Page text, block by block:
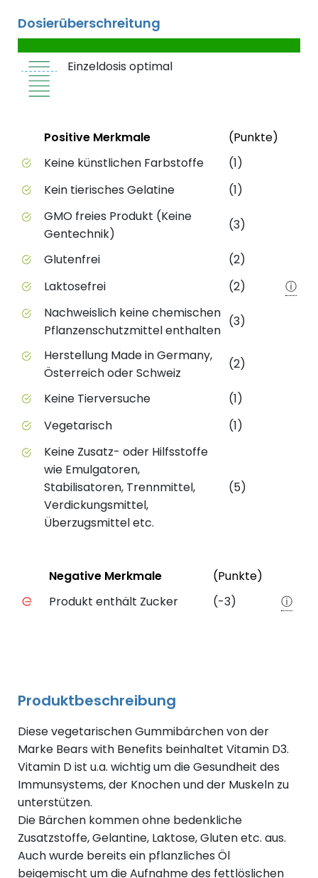
Dosierüberschreitung
Einzeldosis optimal
Positive Merkmale des Produkts mit
StatusPositive Merkmale (Punkte)
Keine künstlichen Farbstoffe
(1)
Kein tierisches Gelatine
(1)
GMO freies Produkt (Keine
Gentechnik)
(3)
Glutenfrei
(2)
Laktosefrei
(2)
ⓘ
Nachweislich keine chemischen
Pflanzenschutzmittel enthalten
(3)
Herstellung Made in Germany,
Österreich oder Schweiz
(2)
Keine Tierversuche
(1)
Vegetarisch
(1)
Keine Zusatz- oder Hilfsstoffe
wie Emulgatoren,
Stabilisatoren, Trennmittel,
Verdickungsmittel,
Überzugsmittel etc.
(5)
Negative Merkmale des Produkts mit Punkteabzug
StatusNegative Merkmale (Punkte)
Produkt enthält Zucker
(-3) ⓘ
Produktbeschreibung
Diese vegetarischen Gummibärchen von der
Marke Bears with Benefits beinhaltet Vitamin D3.
Vitamin D ist u.a. wichtig um die Gesundheit des
Immunsystems, der Knochen und der Muskeln zu
unterstützen.
Die Bärchen kommen ohne bedenkliche
Zusatzstoffe, Gelantine, Laktose, Gluten etc. aus.
Auch wurde bereits ein pflanzliches Öl
beigemischt um die Aufnahme des fettlöslichen